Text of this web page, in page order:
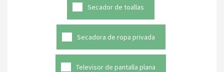
Secador de toallas
Secadora de ropa privada
Televisor de pantalla plana